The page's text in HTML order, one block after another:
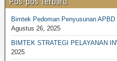
BIMTEK DESA-DESA
BIMTEK PENGELOLAAN SAMPAH
BIMTEK PENGELOLAAN
Bimtek Pedoman Penyusunan
Agustus 26, 2025
BIMTEK STRATEGI PELAYANAN
2025